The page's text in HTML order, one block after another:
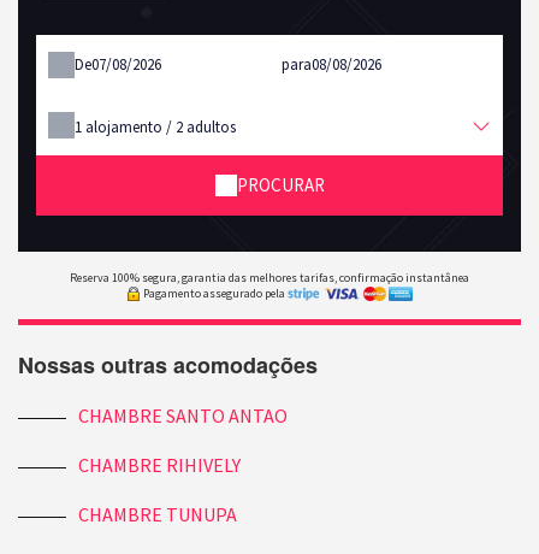
De para
1 alojamento / 2 adultos
PROCURAR
Reserva 100% segura, garantia das melhores tarifas, confirmação instantânea
Pagamento assegurado pela
Nossas outras acomodações
CHAMBRE SANTO ANTAO
CHAMBRE RIHIVELY
CHAMBRE TUNUPA